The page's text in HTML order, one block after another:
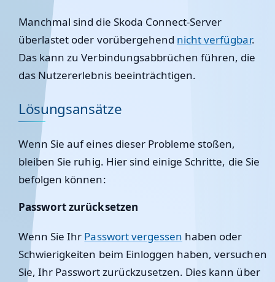
Manchmal sind die Skoda Connect-Server
überlastet oder vorübergehend nicht verfügbar.
Das kann zu Verbindungsabbrüchen führen, die
das Nutzererlebnis beeinträchtigen.
Lösungsansätze
Wenn Sie auf eines dieser Probleme stoßen,
bleiben Sie ruhig. Hier sind einige Schritte, die Sie
befolgen können:
Passwort zurücksetzen
Wenn Sie Ihr Passwort vergessen haben oder
Schwierigkeiten beim Einloggen haben, versuchen
Sie, Ihr Passwort zurückzusetzen. Dies kann über